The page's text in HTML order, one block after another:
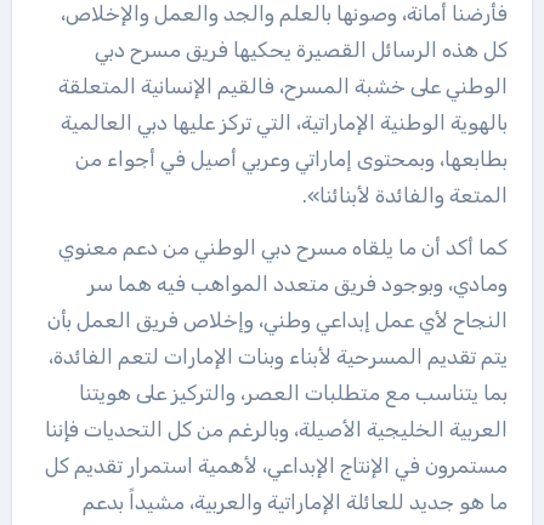
فأرضنا أمانة، وصونها بالعلم والجد والعمل والإخلاص،
كل هذه الرسائل القصيرة يحكيها فريق مسرح دبي
الوطني على خشبة المسرح، فالقيم الإنسانية المتعلقة
بالهوية الوطنية الإماراتية، التي تركز عليها دبي العالمية
بطابعها، وبمحتوى إماراتي وعربي أصيل في أجواء من
المتعة والفائدة لأبنائنا».
كما أكد أن ما يلقاه مسرح دبي الوطني من دعم معنوي
ومادي، وبوجود فريق متعدد المواهب فيه هما سر
النجاح لأي عمل إبداعي وطني، وإخلاص فريق العمل بأن
يتم تقديم المسرحية لأبناء وبنات الإمارات لتعم الفائدة،
بما يتناسب مع متطلبات العصر، والتركيز على هويتنا
العربية الخليجية الأصيلة، وبالرغم من كل التحديات فإننا
مستمرون في الإنتاج الإبداعي، لأهمية استمرار تقديم كل
ما هو جديد للعائلة الإماراتية والعربية، مشيداً بدعم